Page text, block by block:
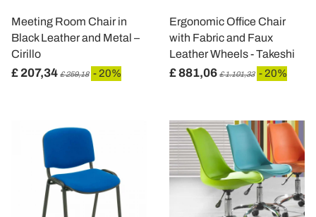
Meeting Room Chair in
Black Leather and Metal –
Cirillo
£ 207,34 £ 259,18 - 20%
Ergonomic Office Chair
with Fabric and Faux
Leather Wheels - Takeshi
£ 881,06 £ 1.101,33 - 20%